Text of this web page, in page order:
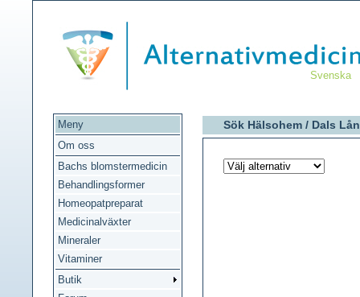
Svenska
Meny
Om oss
Bachs blomstermedicin
Behandlingsformer
Homeopatpreparat
Medicinalväxter
Mineraler
Vitaminer
Butik
Sök Hälsohem / Dals